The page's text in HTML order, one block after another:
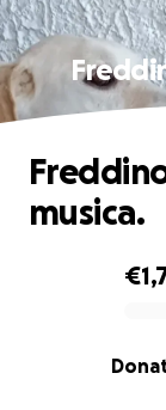
0% complete
musica.